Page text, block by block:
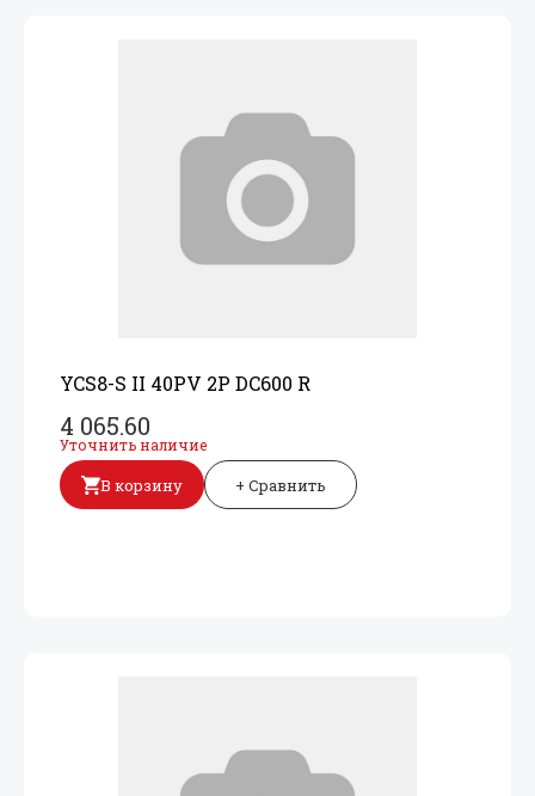
YCS8-S II 40PV 2P DC600 R
4 065.60
Уточнить наличие
В корзину + Сравнить